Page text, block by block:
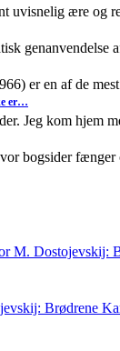
uvisnelig ære og
er en af de
er…
Jeg kom hjem
bogsider
M. Dostojevskij:
Brødrene